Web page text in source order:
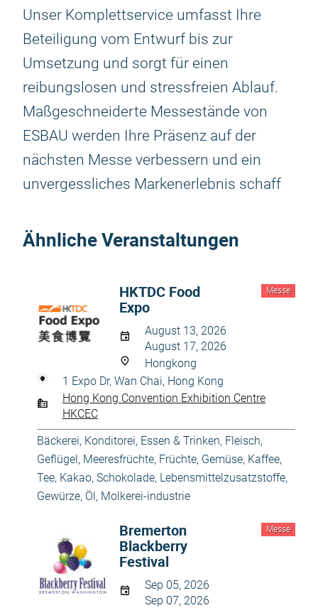
Unser Komplettservice umfasst Ihre
Beteiligung vom Entwurf bis zur
Umsetzung und sorgt für einen
reibungslosen und stressfreien Ablauf.
Maßgeschneiderte Messestände von
ESBAU werden Ihre Präsenz auf der
nächsten Messe verbessern und ein
unvergessliches Markenerlebnis schaff
Ähnliche Veranstaltungen
Messe
HKTDC Food
Expo
August 13, 2026
August 17, 2026
Hongkong
1 Expo Dr, Wan Chai, Hong Kong
Hong Kong Convention Exhibition Centre
HKCEC
Bäckerei, Konditorei, Essen & Trinken, Fleisch,
Geflügel, Meeresfrüchte, Früchte, Gemüse, Kaffee,
Tee, Kakao, Schokolade, Lebensmittelzusatzstoffe,
Gewürze, Öl, Molkerei-industrie
Messe
Bremerton
Blackberry
Festival
Sep 05, 2026
Sep 07, 2026